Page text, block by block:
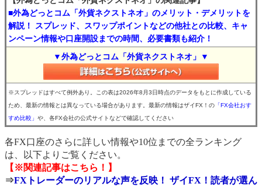
■外為どっとコム「外貨ネクストネオ」のメリット・デメリットを
解説！ スプレッド、スワップポイントなどの他社との比較、キャ
ンペーン情報や口座開設までの時間、必要書類も紹介！
▼外為どっとコム「外貨ネクストネオ」▼
※スプレッドはすべて例外あり。この表は2026年8月3日時点のデータをもとに作成している
ため、最新の情報とは異なっている場合があります。最新の情報はザイFX！の 「FX会社おす
すめ比較」 や、各FX会社の公式サイトなどで確認してください
各FX口座のさらに詳しい情報や10位までの全ランキング
は、以下よりご覧ください。
【※関連記事はこちら！】
⇒FXトレーダーのリアルな声を反映！ ザイFX！読者が選ん